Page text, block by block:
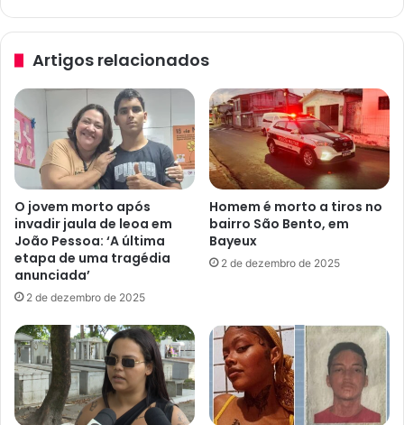
g
n
t
o
s
G
r
a
e
J
o
ã
o
P
e
l
e
g
a
t
r
b
a
h
o
e
m
c
o
Artigos relacionados
O jovem morto após
invadir jaula de leoa em
João Pessoa: ‘A última
etapa de uma tragédia
anunciada’
2 de dezembro de 2025
Homem é morto a tiros no
bairro São Bento, em
Bayeux
2 de dezembro de 2025